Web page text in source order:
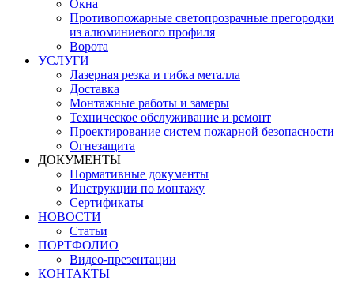
Окна
Противопожарные светопрозрачные прегородки
из алюминиевого профиля
Ворота
УСЛУГИ
Лазерная резка и гибка металла
Доставка
Монтажные работы и замеры
Техническое обслуживание и ремонт
Проектирование систем пожарной безопасности
Огнезащита
ДОКУМЕНТЫ
Нормативные документы
Инструкции по монтажу
Сертификаты
НОВОСТИ
Статьи
ПОРТФОЛИО
Видео-презентации
КОНТАКТЫ